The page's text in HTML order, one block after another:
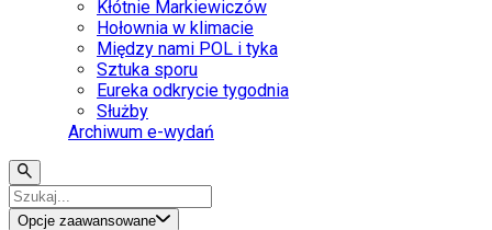
Kłótnie Markiewiczów
Hołownia w klimacie
Między nami POL i tyka
Sztuka sporu
Eureka odkrycie tygodnia
Służby
Archiwum e-wydań
Opcje zaawansowane